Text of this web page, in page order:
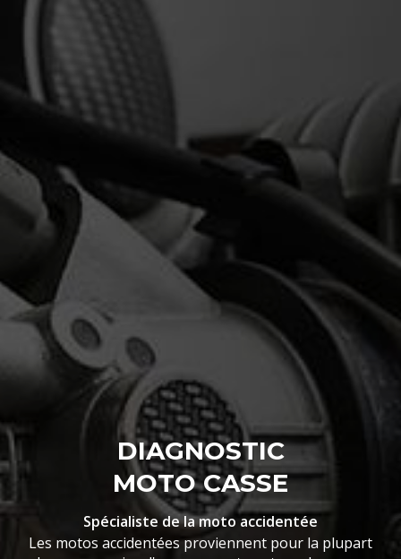
DIAGNOSTIC
MOTO CASSE
Spécialiste de la moto accidentée
Les motos accidentées proviennent pour la plupart